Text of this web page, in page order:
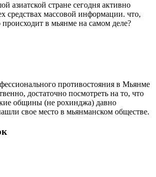
азиатской стране сегодня активно
средствах массовой информации. что,
в мьянме на самом деле?
противостояния в Мьянме
достаточно посмотреть на то, что
общины (не рохинджа) давно
свое место в мьянманском обществе.